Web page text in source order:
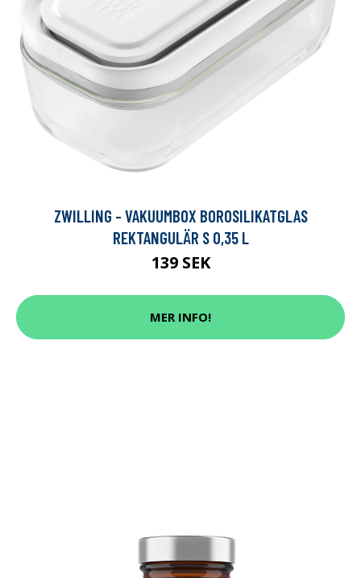
ZWILLING - VAKUUMBOX BOROSILIKATGLAS
REKTANGULÄR S 0,35 L
139 SEK
MER INFO!